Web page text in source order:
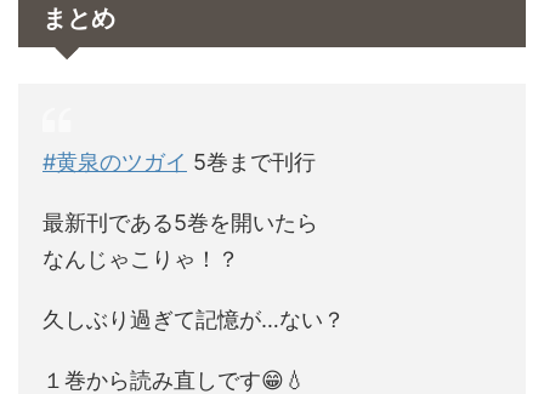
まとめ
#黄泉のツガイ 5巻まで刊行
最新刊である5巻を開いたら
なんじゃこりゃ！？
久しぶり過ぎて記憶が…ない？
１巻から読み直しです😁💧